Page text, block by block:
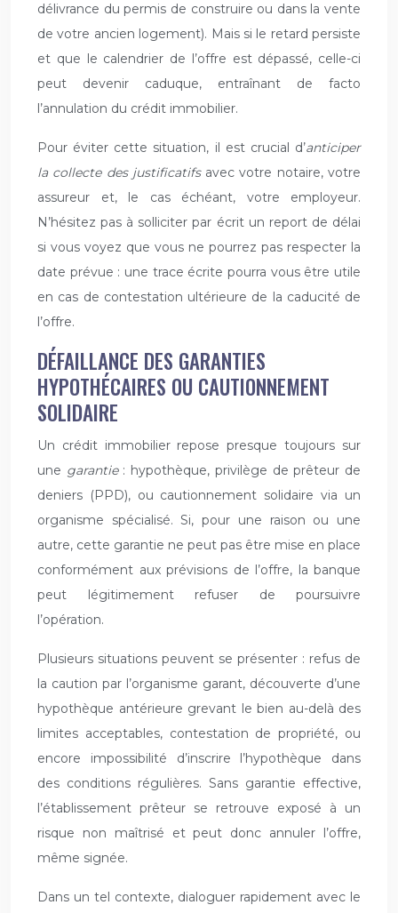
délivrance du permis de construire ou dans la vente
de votre ancien logement). Mais si le retard persiste
et que le calendrier de l’offre est dépassé, celle-ci
peut devenir caduque, entraînant de facto
l’annulation du crédit immobilier.
Pour éviter cette situation, il est crucial d’anticiper
la collecte des justificatifsavec votre notaire, votre
assureur et, le cas échéant, votre employeur.
N’hésitez pas à solliciter par écrit un report de délai
si vous voyez que vous ne pourrez pas respecter la
date prévue : une trace écrite pourra vous être utile
en cas de contestation ultérieure de la caducité de
l’offre.
DÉFAILLANCE DES GARANTIES
HYPOTHÉCAIRES OU CAUTIONNEMENT
SOLIDAIRE
Un crédit immobilier repose presque toujours sur
une garantie: hypothèque, privilège de prêteur de
deniers (PPD), ou cautionnement solidaire via un
organisme spécialisé. Si, pour une raison ou une
autre, cette garantie ne peut pas être mise en place
conformément aux prévisions de l’offre, la banque
peut légitimement refuser de poursuivre
l’opération.
Plusieurs situations peuvent se présenter : refus de
la caution par l’organisme garant, découverte d’une
hypothèque antérieure grevant le bien au-delà des
limites acceptables, contestation de propriété, ou
encore impossibilité d’inscrire l’hypothèque dans
des conditions régulières. Sans garantie effective,
l’établissement prêteur se retrouve exposé à un
risque non maîtrisé et peut donc annuler l’offre,
même signée.
Dans un tel contexte, dialoguer rapidement avec le